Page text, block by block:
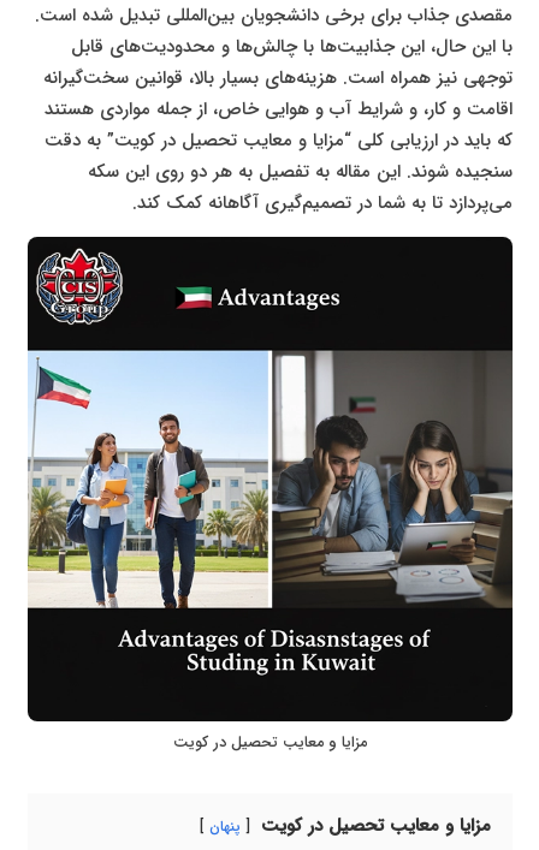
مقصدی جذاب برای برخی دانشجویان بین‌المللی تبدیل شده است.
با این حال، این جذابیت‌ها با چالش‌ها و محدودیت‌های قابل
توجهی نیز همراه است. هزینه‌های بسیار بالا، قوانین سخت‌گیرانه
اقامت و کار، و شرایط آب و هوایی خاص، از جمله مواردی هستند
که باید در ارزیابی کلی “مزایا و معایب تحصیل در کویت” به دقت
سنجیده شوند. این مقاله به تفصیل به هر دو روی این سکه
می‌پردازد تا به شما در تصمیم‌گیری آگاهانه کمک کند.
مزایا و معایب تحصیل در کویت
مزایا و معایب تحصیل در کویت پنهان